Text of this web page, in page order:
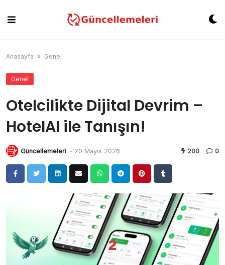
content
Anasayfa » Genel
Genel
Otelcilikte Dijital Devrim –
HotelAI ile Tanışın!
Güncellemeleri - 20 Mayıs 2026 200 0